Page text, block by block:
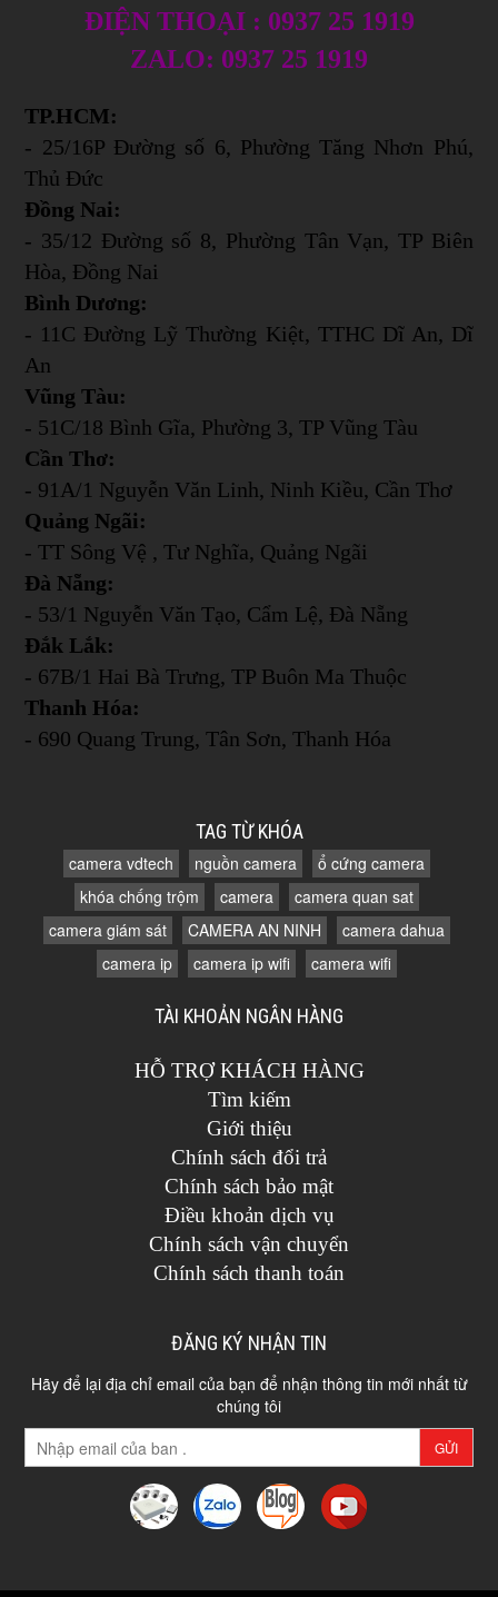
ĐIỆN THOẠI : 0937 25 1919
ZALO: 0937 25 1919
TP.HCM:
- 25/16P Đường số 6, Phường Tăng Nhơn Phú,
Thủ Đức
Đồng Nai:
- 35/12 Đường số 8, Phường Tân Vạn, TP Biên
Hòa, Đồng Nai
Bình Dương:
- 11C Đường Lỹ Thường Kiệt, TTHC Dĩ An, Dĩ
An
Vũng Tàu:
- 51C/18 Bình Gĩa, Phường 3, TP Vũng Tàu
Cần Thơ:
- 91A/1 Nguyễn Văn Linh, Ninh Kiều, Cần Thơ
Quảng Ngãi:
- TT Sông Vệ , Tư Nghĩa, Quảng Ngãi
Đà Nẵng:
- 53/1 Nguyễn Văn Tạo, Cẩm Lệ, Đà Nẵng
Đắk Lắk:
- 67B/1 Hai Bà Trưng, TP Buôn Ma Thuộc
Thanh Hóa:
- 690 Quang Trung, Tân Sơn, Thanh Hóa
TAG TỪ KHÓA
camera vdtech nguồn camera
ổ cứng camera
khóa chống trộm
camera
camera quan sat
camera giám sát
CAMERA AN NINH
camera dahua
camera ip
camera ip wifi camera wifi
TÀI KHOẢN NGÂN HÀNG
HỖ TRỢ KHÁCH HÀNG
Tìm kiếm
Giới thiệu
Chính sách đổi trả
Chính sách bảo mật
Điều khoản dịch vụ
Chính sách vận chuyển
Chính sách thanh toán
ĐĂNG KÝ NHẬN TIN
Hãy để lại địa chỉ email của bạn để nhận thông tin mới nhất từ
chúng tôi
GỬI